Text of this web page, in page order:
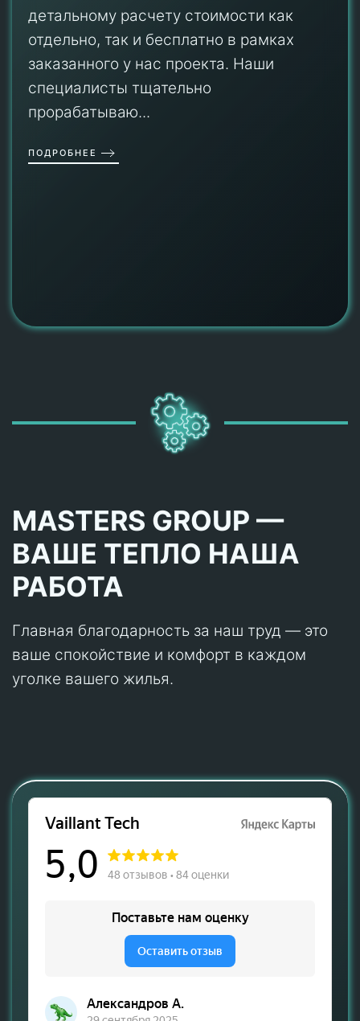
детальному расчету стоимости как
отдельно, так и бесплатно в рамках
заказанного у нас проекта. Наши
специалисты тщательно
прорабатываю...
ПОДРОБНЕЕ
MASTERS GROUP —
ВАШЕ ТЕПЛО НАША
РАБОТА
Главная благодарность за наш труд — это
ваше спокойствие и комфорт в каждом
уголке вашего жилья.